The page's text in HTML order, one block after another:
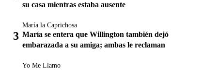
su casa mientras estaba ausente
María la Caprichosa
María se entera que Willington también dejó
embarazada a su amiga; ambas le reclaman
Yo Me Llamo